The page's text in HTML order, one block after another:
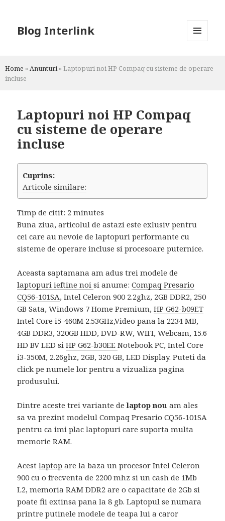
Blog Interlink
Home »Anunturi»Laptopuri noi HP Compaq cu sisteme de operare
incluse
Laptopuri noi HP Compaq
cu sisteme de operare
incluse
Cuprins:
Articole similare:
Timp de citit: 2 minutes
Buna ziua, articolul de astazi este exlusiv pentru
cei care au nevoie de laptopuri performante cu
sisteme de operare incluse si procesoare puternice.
Aceasta saptamana am adus trei modele de
laptopuri ieftine noisi anume:Compaq Presario
CQ56-101SA, Intel Celeron 900 2.2ghz, 2GB DDR2, 250
GB Sata, Windows 7 Home Premium,HP G62-b09ET
Intel Core i5-460M 2.53GHz,Video pana la 2234 MB,
4GB DDR3, 320GB HDD, DVD-RW, WIFI, Webcam, 15.6
HD BV LED siHP G62-b30EENotebook PC, Intel Core
i3-350M, 2.26ghz, 2GB, 320 GB, LED Display. Puteti da
click pe numele lor pentru a vizualiza pagina
produsului.
Dintre aceste trei variante delaptop nou am ales
sa va prezint modelul Compaq Presario CQ56-101SA
pentru ca imi plac laptopuri care suporta multa
memorie RAM.
Acestlaptop are la baza un procesor Intel Celeron
900 cu o frecventa de 2200 mhz si un cash de 1Mb
L2, memoria RAM DDR2 are o capacitate de 2Gb si
poate fii extinsa pana la 8 gb. Laptopul se numara
printre putinele modele de teapa lui a caror